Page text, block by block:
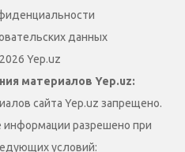
данных
Yep.uz
материалов Yep.uz:
сайта Yep.uz запрещено.
информации разрешено при
условий: